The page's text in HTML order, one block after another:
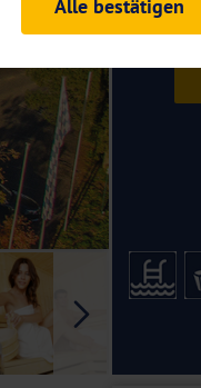
und Analysen. Mithilfe
Auftritts ermitteln und
es zu einer Drittlands
Daten finden Sie in unseren
Alle bestätigen